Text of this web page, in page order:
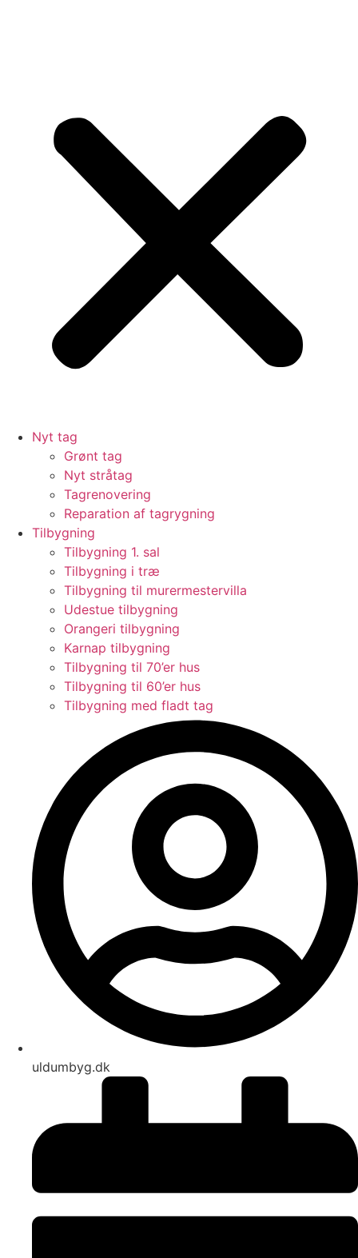
Nyt tag
Grønt tag
Nyt stråtag
Tagrenovering
Reparation af tagrygning
Tilbygning
Tilbygning 1. sal
Tilbygning i træ
Tilbygning til murermestervilla
Udestue tilbygning
Orangeri tilbygning
Karnap tilbygning
Tilbygning til 70’er hus
Tilbygning til 60’er hus
Tilbygning med fladt tag
uldumbyg.dk